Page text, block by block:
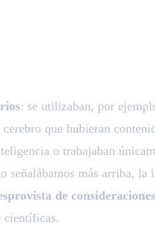
: se utilizaban, por
que hubieran
o trabajaban
señalábamos más arriba, la
de
científicas.